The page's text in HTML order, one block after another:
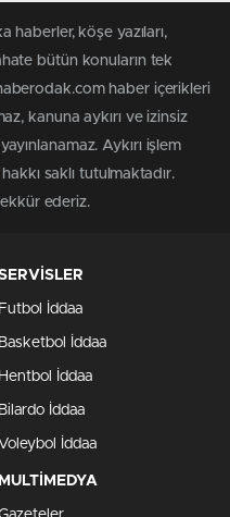
haberler, köşe yazıları,
bütün konuların tek
haber içerikleri
kanuna aykırı ve izinsiz
Aykırı işlem
saklı tutulmaktadır.
ederiz.
Futbol İddaa
Basketbol İddaa
Hentbol İddaa
Bilardo İddaa
Voleybol İddaa
MULTİMEDYA